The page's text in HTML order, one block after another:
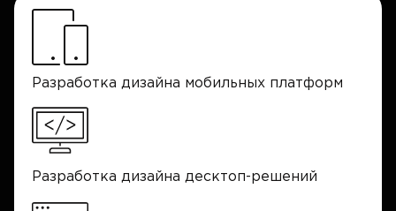
Разработка дизайна мобильных платформ
Разработка дизайна десктоп-решений